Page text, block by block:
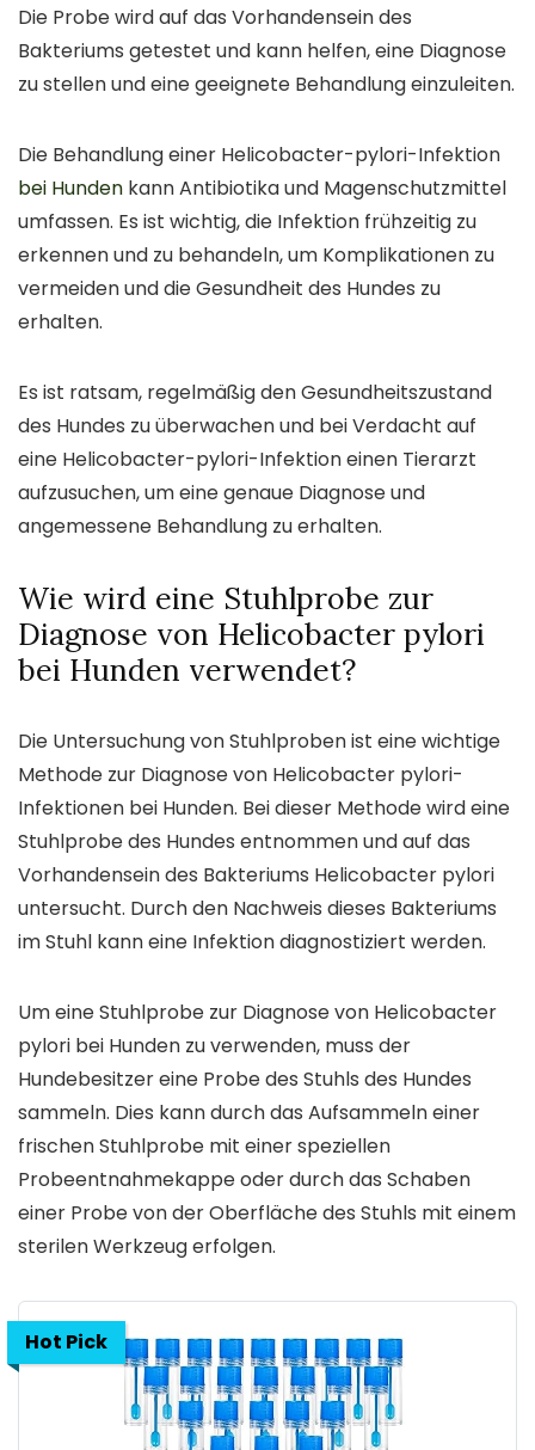
Die Probe wird auf das Vorhandensein des
Bakteriums getestet und kann helfen, eine Diagnose
zu stellen und eine geeignete Behandlung einzuleiten.
Die Behandlung einer Helicobacter-pylori-Infektion
bei Hunden kann Antibiotika und Magenschutzmittel
umfassen. Es ist wichtig, die Infektion frühzeitig zu
erkennen und zu behandeln, um Komplikationen zu
vermeiden und die Gesundheit des Hundes zu
erhalten.
Es ist ratsam, regelmäßig den Gesundheitszustand
des Hundes zu überwachen und bei Verdacht auf
eine Helicobacter-pylori-Infektion einen Tierarzt
aufzusuchen, um eine genaue Diagnose und
angemessene Behandlung zu erhalten.
Wie wird eine Stuhlprobe zur
Diagnose von Helicobacter pylori
bei Hunden verwendet?
Die Untersuchung von Stuhlproben ist eine wichtige
Methode zur Diagnose von Helicobacter pylori-
Infektionen bei Hunden. Bei dieser Methode wird eine
Stuhlprobe des Hundes entnommen und auf das
Vorhandensein des Bakteriums Helicobacter pylori
untersucht. Durch den Nachweis dieses Bakteriums
im Stuhl kann eine Infektion diagnostiziert werden.
Um eine Stuhlprobe zur Diagnose von Helicobacter
pylori bei Hunden zu verwenden, muss der
Hundebesitzer eine Probe des Stuhls des Hundes
sammeln. Dies kann durch das Aufsammeln einer
frischen Stuhlprobe mit einer speziellen
Probeentnahmekappe oder durch das Schaben
einer Probe von der Oberfläche des Stuhls mit einem
sterilen Werkzeug erfolgen.
Hot Pick